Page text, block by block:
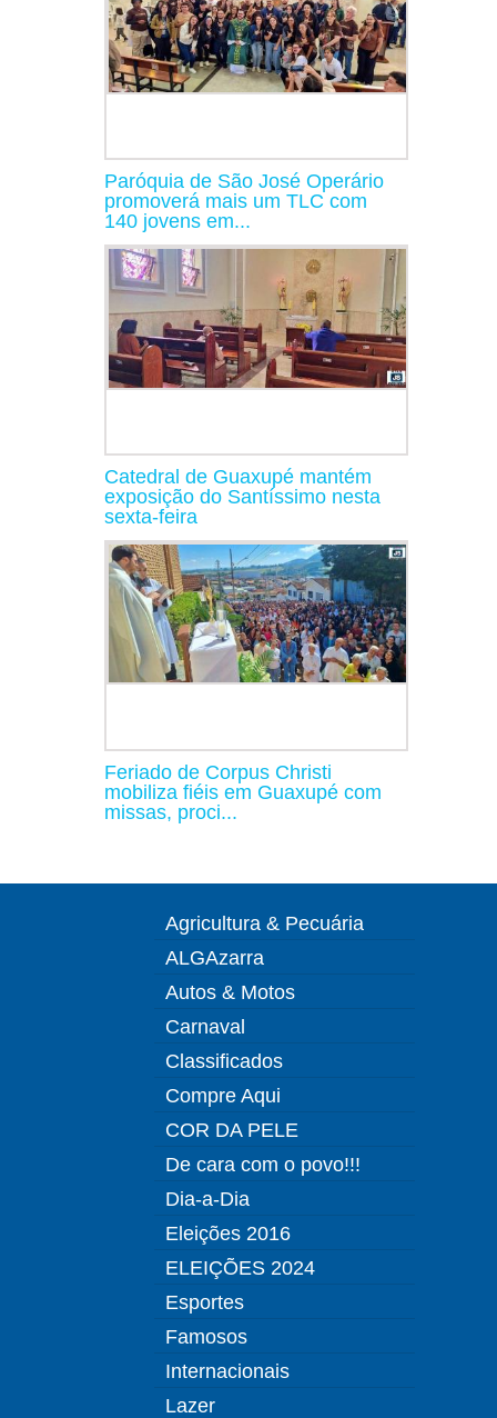
Paróquia de São José Operário
promoverá mais um TLC com
140 jovens em...
Catedral de Guaxupé mantém
exposição do Santíssimo nesta
sexta-feira
Feriado de Corpus Christi
mobiliza fiéis em Guaxupé com
missas, proci...
Agricultura & Pecuária
ALGAzarra
Autos & Motos
Carnaval
Classificados
Compre Aqui
COR DA PELE
De cara com o povo!!!
Dia-a-Dia
Eleições 2016
ELEIÇÕES 2024
Esportes
Famosos
Internacionais
Lazer